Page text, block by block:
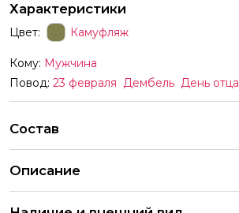
Характеристики
Цвет: Камуфляж
Кому: Мужчина
Повод: 23 февраля Дембель День отца
Состав
Описание